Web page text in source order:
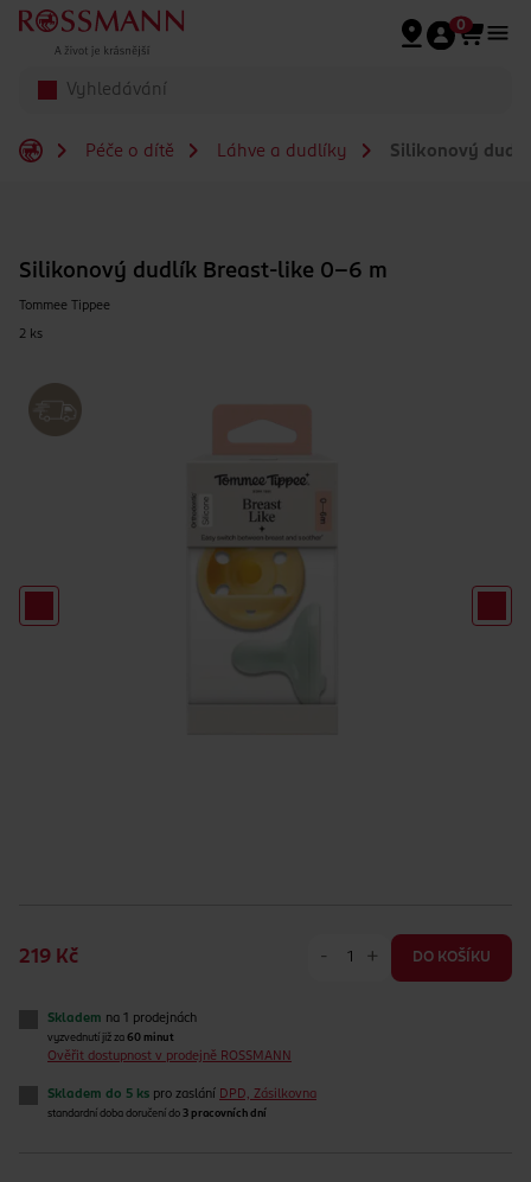
Přeskočit na hlavmní obsah
0
Péče o dítě Láhve a dudlíky Silikonový
Silikonový dudlík Breast-like 0-6 m
Tommee Tippee
2 ks
219 Kč - + DO KOŠÍKU
Skladem na 1 prodejnách
vyzvednutí již za 60 minut
Ověřit dostupnost v prodejně ROSSMANN
Skladem do 5 ks pro zaslání DPD, Zásilkovna
standardní doba doručení do 3 pracovních dní